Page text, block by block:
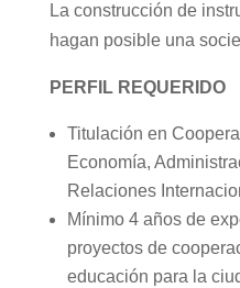
La construcción de
hagan posible una
PERFIL REQUERIDO
Titulación en
Economía,
Relaciones
Mínimo 4 años de
proyectos de
educación para la